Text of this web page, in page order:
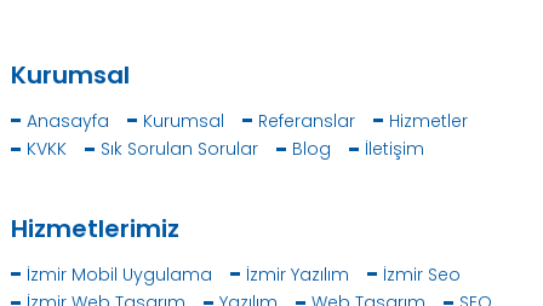
Kurumsal
Anasayfa Kurumsal Referanslar
Hizmetler
KVKK
Sık Sorulan Sorular Blog İletişim
Hizmetlerimiz
İzmir Mobil Uygulama İzmir Yazılım
İzmir Seo